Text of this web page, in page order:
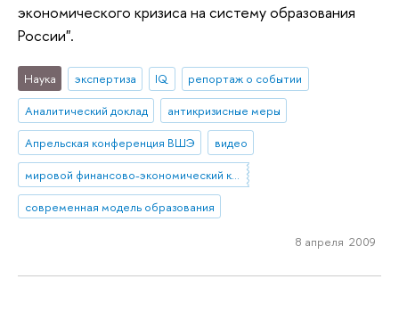
экономического кризиса на систему образования
России".
Наука экспертиза IQ
репортаж о событии
Аналитический доклад
антикризисные меры
Апрельская конференция ВШЭ
видео
мировой финансово-экономический кризис
современная модель образования
8 апреля 2009